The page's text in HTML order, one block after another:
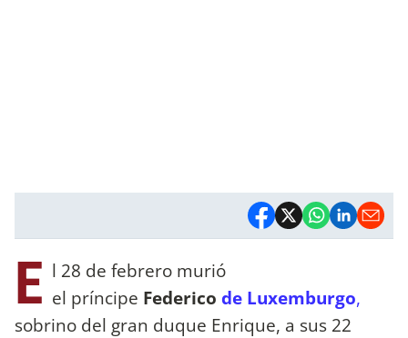
E l 28 de febrero murió
el príncipe Federico de Luxemburgo,
sobrino del gran duque Enrique, a sus 22